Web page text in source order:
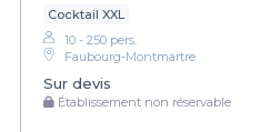
Cocktail XXL
10 - 250 pers.
Faubourg-Montmartre
Sur devis
Établissement non réservable